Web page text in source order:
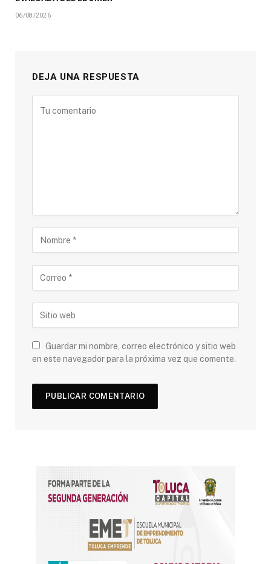
06/08/2026
DEJA UNA RESPUESTA
Guardar mi nombre, correo electrónico y sitio web
en este navegador para la próxima vez que comente.